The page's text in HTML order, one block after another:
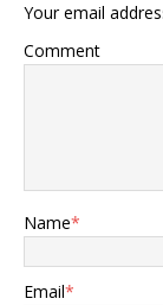
Your email
Comment
Name*
Email*